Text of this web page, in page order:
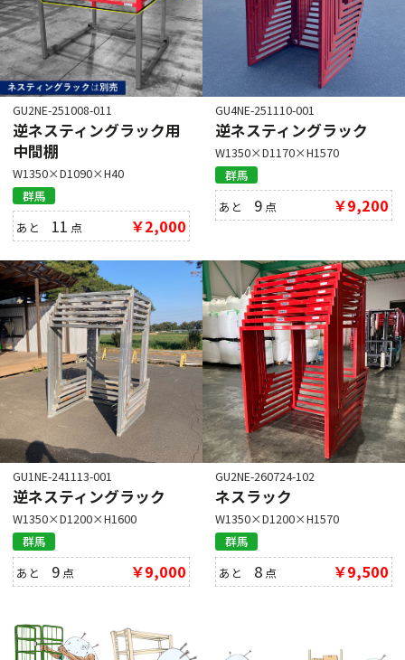
GU2NE-251008-011
逆ネスティングラック用
中間棚
W1350×D1090×H40
群馬
あと 11 点 ￥2,000
GU4NE-251110-001
逆ネスティングラック
W1350×D1170×H1570
群馬
あと 9 点 ￥9,200
GU1NE-241113-001
逆ネスティングラック
W1350×D1200×H1600
群馬
あと 9 点 ￥9,000
GU2NE-260724-102
ネスラック
W1350×D1200×H1570
群馬
あと 8 点 ￥9,500